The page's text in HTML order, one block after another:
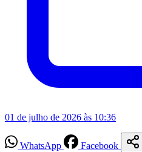
01 de julho de 2026 às 10:36
WhatsApp Facebook